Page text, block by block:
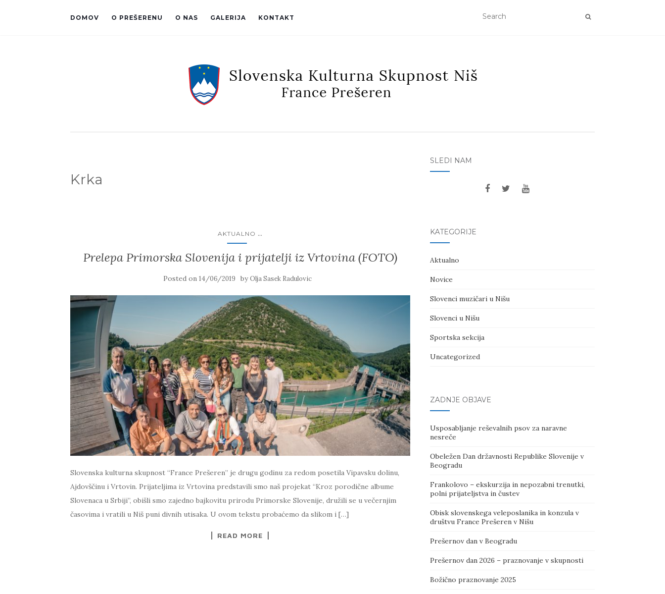
DOMOV O PREŠERENU O NAS GALERIJA KONTAKT
Krka
AKTUALNO ...
Prelepa Primorska Slovenija i prijatelji iz Vrtovina (FOTO)
Posted on14/06/2019 byOlja Sasek Radulovic
Slovenska kulturna skupnost “France Prešeren” je drugu godinu za redom posetila Vipavsku dolinu,
Ajdovščinu i Vrtovin. Prijateljima iz Vrtovina predstavili smo naš projekat “Kroz porodične albume
Slovenaca u Srbiji”, obišli smo zajedno bajkovitu prirodu Primorske Slovenije, družili se u večernjim
časovima i vratili u Niš puni divnih utisaka. U ovom tekstu probaćemo da slikom i […]
READ MORE
SLEDI NAM
KATEGORIJE
Aktualno
Novice
Slovenci muzičari u Nišu
Slovenci u Nišu
Sportska sekcija
Uncategorized
ZADNJE OBJAVE
Usposabljanje reševalnih psov za naravne
nesreče
Obeležen Dan državnosti Republike Slovenije v
Beogradu
Frankolovo – ekskurzija in nepozabni trenutki,
polni prijateljstva in čustev
Obisk slovenskega veleposlanika in konzula v
društvu France Prešeren v Nišu
Prešernov dan v Beogradu
Prešernov dan 2026 – praznovanje v skupnosti
Božično praznovanje 2025